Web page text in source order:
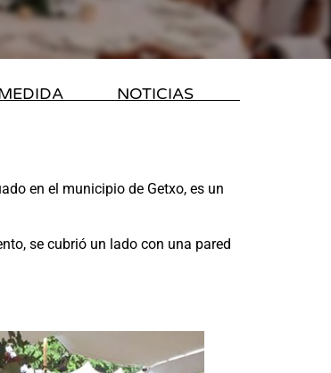
NOTICIAS
en el municipio de Getxo, es un
se cubrió un lado con una pared